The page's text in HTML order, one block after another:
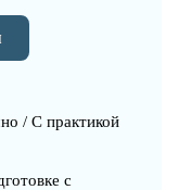
/ С практикой
с